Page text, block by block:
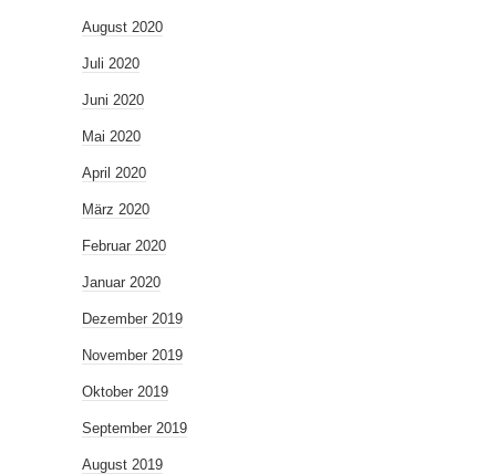
August 2020
Juli 2020
Juni 2020
Mai 2020
April 2020
März 2020
Februar 2020
Januar 2020
Dezember 2019
November 2019
Oktober 2019
September 2019
August 2019